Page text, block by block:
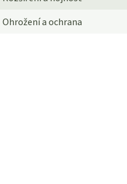
Ohrožení a ochrana